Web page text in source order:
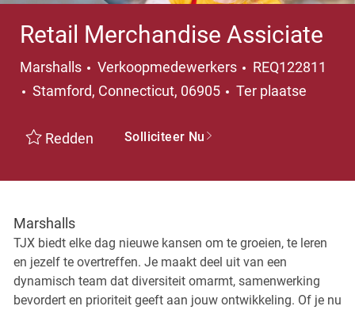
Retail Merchandise Assiciate
Marshalls Categorie
Verkoopmedewerkers
REQ122811
Plaats
Stamford, Connecticut, 06905 Ter plaatse
Redden Solliciteer Nu
Marshalls
TJX biedt elke dag nieuwe kansen om te groeien, te leren
en jezelf te overtreffen. Je maakt deel uit van een
dynamisch team dat diversiteit omarmt, samenwerking
bevordert en prioriteit geeft aan jouw ontwikkeling. Of je nu